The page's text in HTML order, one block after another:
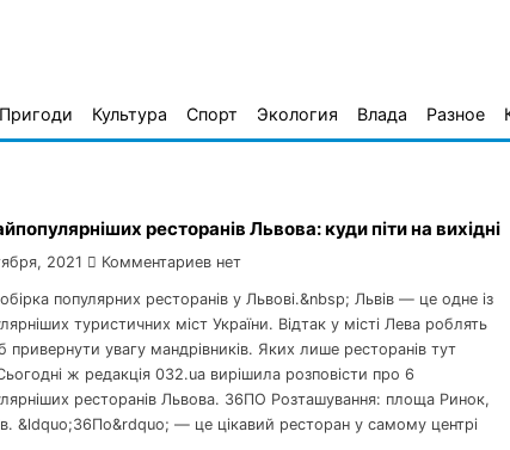
Пригоди Культура Спорт Экология Влада Разное
ресторанів Львова: куди піти на вихідні
2021 Комментариев нет
популярних ресторанів у Львові.&nbsp; Львів — це одне із
туристичних міст України. Відтак у місті Лева роблять
привернути увагу мандрівників. Яких лише ресторанів тут
ж редакція 032.ua вирішила розповісти про 6
ресторанів Львова. 36ПО Розташування: площа Ринок,
&ldquo;36По&rdquo; — це цікавий ресторан у самому центрі